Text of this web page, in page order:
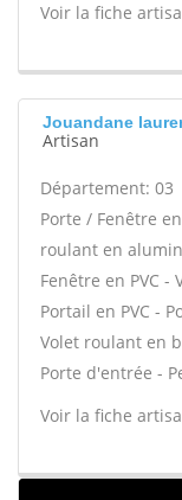
Voir la fiche
Jouandane
Artisan
Département: 03
Porte / Fenêtre
roulant en
Fenêtre en PVC -
Portail en PVC -
Volet roulant en
Porte d'entrée -
Voir la fiche